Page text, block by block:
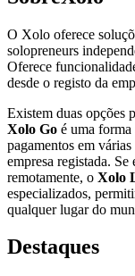
O Xolo oferece
solopreneurs
Oferece
desde o registo da
Existem duas opções
Xolo Go é uma forma
pagamentos em
empresa registada.
remotamente, o Xolo
especializados,
qualquer lugar do
Destaques